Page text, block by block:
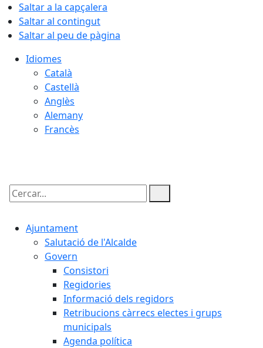
Saltar a la capçalera
Saltar al contingut
Saltar al peu de pàgina
Idiomes
Català
Castellà
Anglès
Alemany
Francès
Cercar:
Ajuntament
Salutació de l'Alcalde
Govern
Consistori
Regidories
Informació dels regidors
Retribucions càrrecs electes i grups
municipals
Agenda política